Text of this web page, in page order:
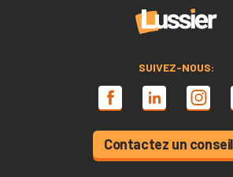
SUIVEZ-NOUS:
Contactez un